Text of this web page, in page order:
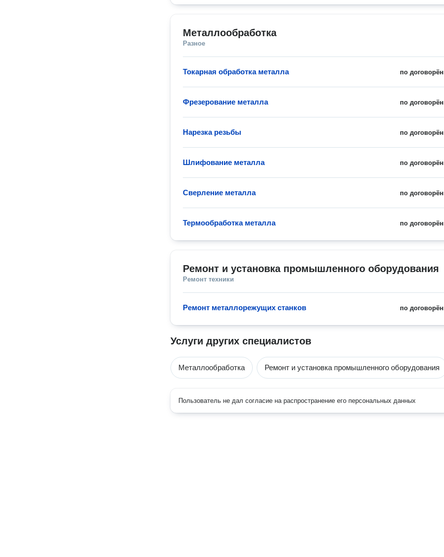
Металлообработка
Разное
по
Токарная обработка металла
по
Фрезерование металла
по
Нарезка резьбы
по
Шлифование металла
по
Сверление металла
по
Термообработка металла
Ремонт и установка промышленного оборудования
Ремонт техники
по
Ремонт металлорежущих станков
Услуги других специалистов
Металлообработка Ремонт и установка промышленного оборудования
Пользователь не дал согласие на распространение его персональных данных